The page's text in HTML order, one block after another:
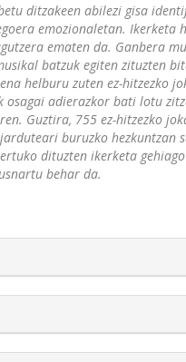
ditzakeen abilezi gisa
emozionaletan. Ikerketa
ematen da. Ganbera
batzuk egiten zituzten
helburu zuten ez-hitzezko
adierazkor bati lotu
Guztira, 755 ez-hitzezko
buruzko hezkuntzan
dituzten ikerketa
behar da.